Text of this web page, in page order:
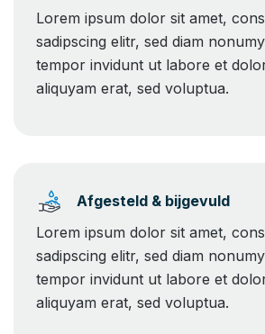
Lorem ipsum dolor sit amet,
sadipscing elitr, sed diam
tempor invidunt ut labore et
aliquyam erat, sed voluptua.
Afgesteld & bijgevuld
Lorem ipsum dolor sit amet,
sadipscing elitr, sed diam
tempor invidunt ut labore et
aliquyam erat, sed voluptua.